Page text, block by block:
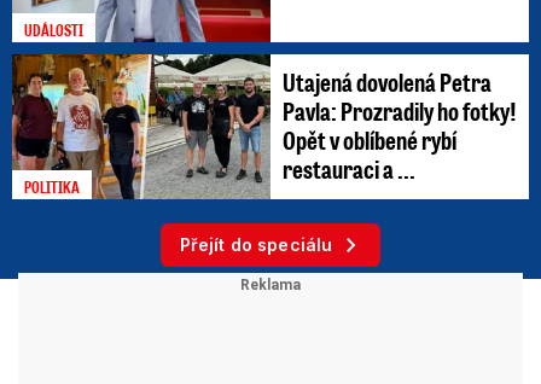
UDÁLOSTI
POLITIKA
Utajená dovolená Petra
Pavla: Prozradily ho fotky!
Opět v oblíbené rybí
restauraci a ...
Přejít do speciálu